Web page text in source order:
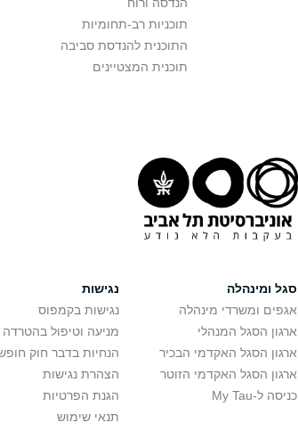
תוכניות רב-תחומיות
התוכנית להנדסת סביבה
תוכנית המצטיינים
סגל ומינהלה
אגפים ומשרדי מינהלה
ארגון הסגל המנהלי
ארגון הסגל האקדמי הבכיר
ארגון הסגל האקדמי הזוטר
כניסה ל-My Tau
נגישות
נגישות בקמפוס
מניעה וטיפול בהטרדה
הנחיות בדבר חוק
הצהרת נגישות
הגנת הפרטיות
תנאי שימוש